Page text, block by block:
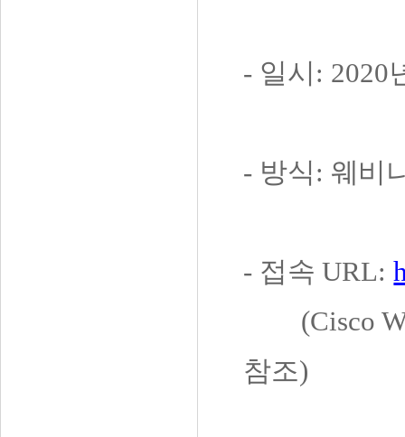
- 일시 : 2020
- 방식 : 웨비
- 접속 URL:
(Cisco
참조)